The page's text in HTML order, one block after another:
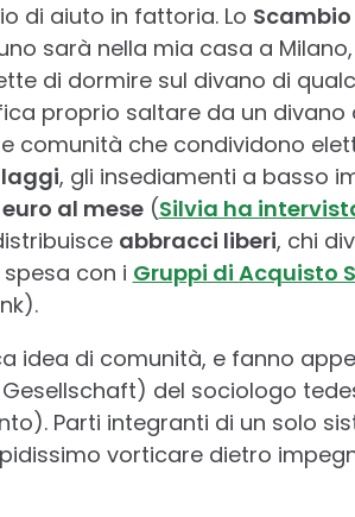
di aiuto in fattoria. Lo
sarà nella mia casa a Milano,
di dormire sul divano di
proprio saltare da un divano
comunità che condividono
, gli insediamenti a basso
euro al mese(Silvia ha
abbracci liberi, chi
con i Gruppi di Acquisto
idea di comunità, e fanno
del sociologo
Parti integranti di un solo
vorticare dietro